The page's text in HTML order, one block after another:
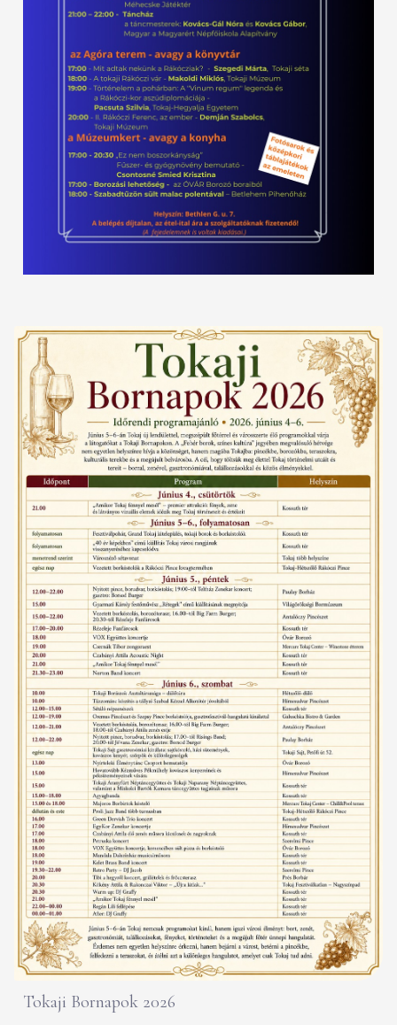
Tokaji Bornapok 2026